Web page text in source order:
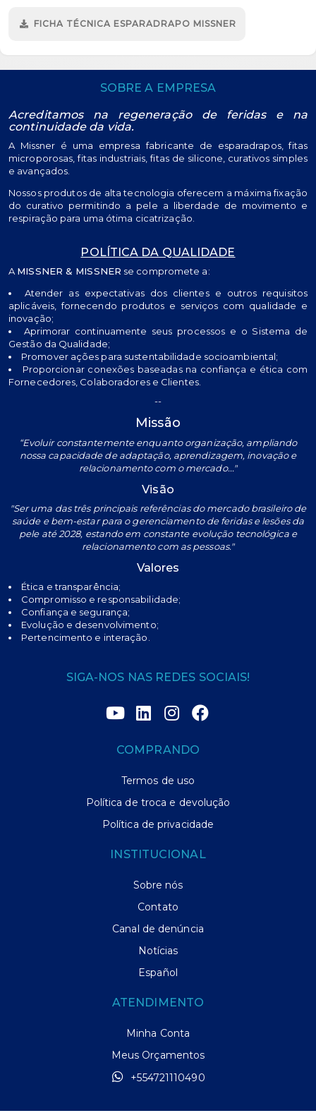
FICHA TÉCNICA ESPARADRAPO MISSNER
SOBRE A EMPRESA
Acreditamos na regeneração de feridas e na
continuidade da vida.
A Missner é uma empresa fabricante de esparadrapos, fitas
microporosas, fitas industriais, fitas de silicone, curativos simples
e avançados.
Nossos produtos de alta tecnologia oferecem a máxima fixação
do curativo permitindo a pele a liberdade de movimento e
respiração para uma ótima cicatrização.
POLÍTICA DA QUALIDADE
A MISSNER & MISSNER se compromete a:
Atender as expectativas dos clientes e outros requisitos
aplicáveis, fornecendo produtos e serviços com qualidade e
inovação;
Aprimorar continuamente seus processos e o Sistema de
Gestão da Qualidade;
Promover ações para sustentabilidade socioambiental;
Proporcionar conexões baseadas na confiança e ética com
Fornecedores, Colaboradores e Clientes.
--
Missão
“Evoluir constantemente enquanto organização, ampliando
nossa capacidade de adaptação, aprendizagem, inovação e
relacionamento com o mercado..."
Visão
"Ser uma das três principais referências do mercado brasileiro de
saúde e bem-estar para o gerenciamento de feridas e lesões da
pele até 2028, estando em constante evolução tecnológica e
relacionamento com as pessoas."
Valores
Ética e transparência;
Compromisso e responsabilidade;
Confiança e segurança;
Evolução e desenvolvimento;
Pertencimento e interação.
SIGA-NOS NAS REDES SOCIAIS!
COMPRANDO
Termos de uso
Política de troca e devolução
Política de privacidade
INSTITUCIONAL
Sobre nós
Contato
Canal de denúncia
Notícias
Español
ATENDIMENTO
Minha Conta
Meus Orçamentos
+554721110490